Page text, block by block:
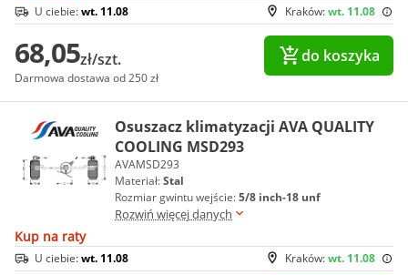
Kraków:wt. 11.08
U ciebie:wt. 11.08
68,05zł/szt.
Darmowa dostawa od 250 zł
do koszyka
Osuszacz klimatyzacji AVA QUALITY
COOLING MSD293
AVAMSD293
Materiał:Stal
Rozmiar gwintu wejście:5/8 inch-18 unf
Rozwiń więcej danych
Kup na raty
Kraków:wt. 11.08
U ciebie:wt. 11.08